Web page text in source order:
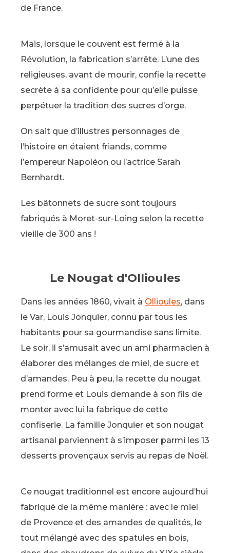
de France.
Mais, lorsque le couvent est fermé à la
Révolution, la fabrication s’arrête. L’une des
religieuses, avant de mourir, confie la recette
secrète à sa confidente pour qu’elle puisse
perpétuer la tradition des sucres d’orge.
On sait que d’illustres personnages de
l’histoire en étaient friands, comme
l’empereur Napoléon ou l’actrice Sarah
Bernhardt.
Les bâtonnets de sucre sont toujours
fabriqués à Moret-sur-Loing selon la recette
vieille de 300 ans !
Le Nougat d'Ollioules
Dans les années 1860, vivait à Ollioules, dans
le Var, Louis Jonquier, connu par tous les
habitants pour sa gourmandise sans limite.
Le soir, il s’amusait avec un ami pharmacien à
élaborer des mélanges de miel, de sucre et
d’amandes. Peu à peu, la recette du nougat
prend forme et Louis demande à son fils de
monter avec lui la fabrique de cette
confiserie. La famille Jonquier et son nougat
artisanal parviennent à s’imposer parmi les 13
desserts provençaux servis au repas de Noël.
Ce nougat traditionnel est encore aujourd’hui
fabriqué de la même manière : avec le miel
de Provence et des amandes de qualités, le
tout mélangé avec des spatules en bois,